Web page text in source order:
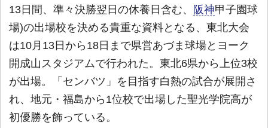
13日間、準々決勝翌日の休養日含む、
阪神甲子園球
場)の出場校を決める貴重な資料となる、東北大会
は10月13日から18日まで県営あづま球場とヨーク
開成山スタジアムで行われた。東北6県から上位3校
が出場。「センバツ」を目指す白熱の試合が展開さ
れ、地元・福島から1位校で出場した聖光学院高が
初優勝を飾っている。